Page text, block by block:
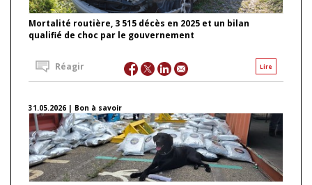
Mortalité routière, 3 515 décès en 2025 et un bilan
qualifié de choc par le gouvernement
Lire
Réagir
31.05.2026 | Bon à savoir